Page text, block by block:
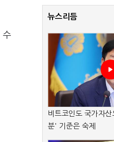
수
뉴스리듬
비트코인도 국가자
분' 기준은 숙제